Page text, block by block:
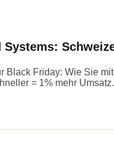
Black Friday: Wie Sie
= 1% mehr Umsatz.